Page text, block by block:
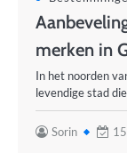
merken in
In het noorden
levendige stad
Sorin